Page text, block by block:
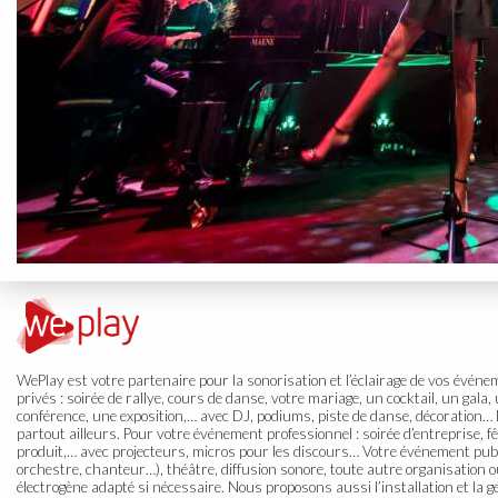
WePlay est votre partenaire pour la sonorisation et l’éclairage de vos
privés : soirée de rallye, cours de danse, votre mariage, un cocktail, un
conférence, une exposition,… avec DJ, podiums, piste de danse,
partout ailleurs. Pour votreévénement professionnel : soirée d’entreprise,
produit,… avec projecteurs, micros pour les discours… Votreévénement
orchestre, chanteur…), théâtre, diffusion sonore, toute autre organisation
électrogène adapté si nécessaire. Nous proposons aussi l’installation et la